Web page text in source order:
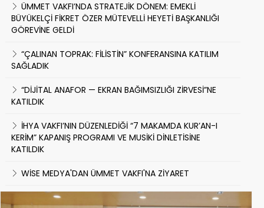
ÜMMET VAKFI’NDA STRATEJİK DÖNEM: EMEKLİ
BÜYÜKELÇİ FİKRET ÖZER MÜTEVELLİ HEYETİ BAŞKANLIĞI
GÖREVİNE GELDİ
“ÇALINAN TOPRAK: FİLİSTİN” KONFERANSINA KATILIM
SAĞLADIK
“DİJİTAL ANAFOR — EKRAN BAĞIMSIZLIĞI ZİRVESİ”NE
KATILDIK
İHYA VAKFI’NIN DÜZENLEDİĞİ “7 MAKAMDA KUR’AN-I
KERİM” KAPANIŞ PROGRAMI VE MUSİKİ DİNLETİSİNE
KATILDIK
WİSE MEDYA'DAN ÜMMET VAKFI'NA ZİYARET